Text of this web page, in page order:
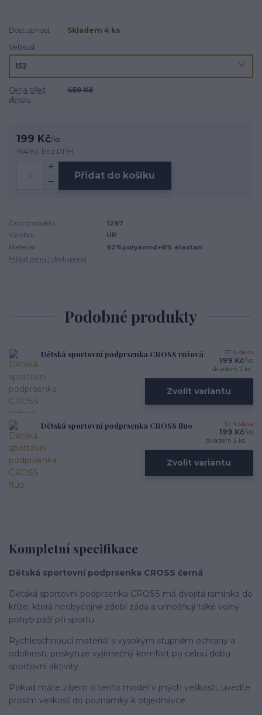
Dostupnost
Skladem 4 ks
Velikost
Cena před
slevou
459 Kč
199 Kč/ks
164 Kč bez DPH
Přidat do košíku
Číslo produktu:
1297
Výrobce:
UP
Materiál:
92%polyamid+8% elastan
Hlídat cenu / dostupnost
Podobné produkty
Dětská sportovní podprsenka CROSS růžová 57 % sleva
199 Kč/ks
skladem 2 ks
Zvolit variantu
Dětská sportovní podprsenka CROSS fluo 57 % sleva
199 Kč/ks
skladem 2 ks
Zvolit variantu
Kompletní specifikace
Dětská sportovní podprsenka CROSS černá
Dětská sportovní­ podprsenka CROSS má dvojitá ramí­nka do
kříže, která neobyčejně zdobí záda a umožňují také volný
pohyb paží při sportu.
Rychleschnoucí­ materiál s vysokým stupněm ochrany a
odolnosti, poskytuje vyjímečný komfort po celou dobu
sportovní­ aktivity.
Pokud máte zájem o tento model v jiných velikosti, uveďte
prosí­m velikost do poznámky k objednávce.